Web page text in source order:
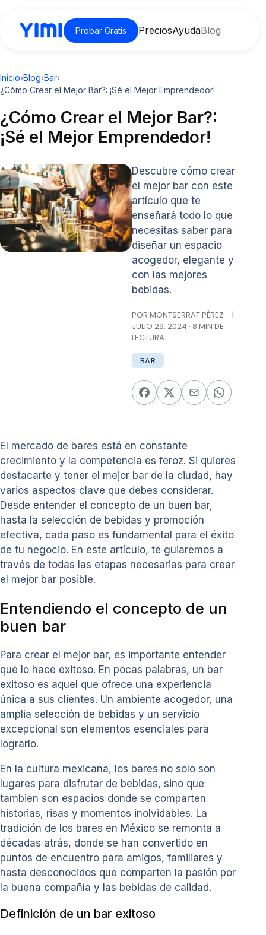
Probar Gratis PreciosAyudaBlog
Inicio›Blog›Bar›
¿Cómo Crear el Mejor Bar?: ¡Sé el Mejor Emprendedor!
¿Cómo Crear el Mejor Bar?:
¡Sé el Mejor Emprendedor!
Descubre cómo crear
el mejor bar con este
artículo que te
enseñará todo lo que
necesitas saber para
diseñar un espacio
acogedor, elegante y
con las mejores
bebidas.
POR MONTSERRAT PÉREZ
|
JULIO 29, 2024 · 8 MIN DE
LECTURA
BAR
El mercado de bares está en constante
crecimiento y la competencia es feroz. Si quieres
destacarte y tener el mejor bar de la ciudad, hay
varios aspectos clave que debes considerar.
Desde entender el concepto de un buen bar,
hasta la selección de bebidas y promoción
efectiva, cada paso es fundamental para el éxito
de tu negocio. En este artículo, te guiaremos a
través de todas las etapas necesarias para crear
el mejor bar posible.
Entendiendo el concepto de un
buen bar
Para crear el mejor bar, es importante entender
qué lo hace exitoso. En pocas palabras, un bar
exitoso es aquel que ofrece una experiencia
única a sus clientes. Un ambiente acogedor, una
amplia selección de bebidas y un servicio
excepcional son elementos esenciales para
lograrlo.
En la cultura mexicana, los bares no solo son
lugares para disfrutar de bebidas, sino que
también son espacios donde se comparten
historias, risas y momentos inolvidables. La
tradición de los bares en México se remonta a
décadas atrás, donde se han convertido en
puntos de encuentro para amigos, familiares y
hasta desconocidos que comparten la pasión por
la buena compañía y las bebidas de calidad.
Definición de un bar exitoso